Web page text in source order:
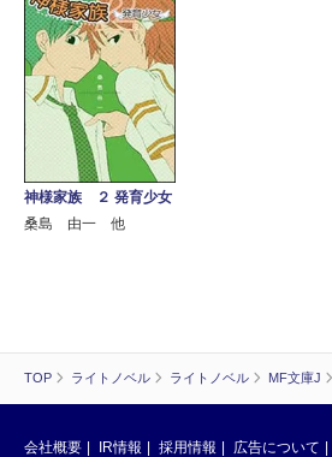
TOP ライトノベル ライトノベル MF文庫J
神様家族 ２ 発育少女
桑島 由一 他
会社概要 IR情報 採用情報 広告について